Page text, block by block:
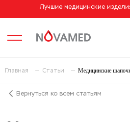
Лучшие медицинские
Главная Статьи Медицинские
Вернуться ко всем статьям